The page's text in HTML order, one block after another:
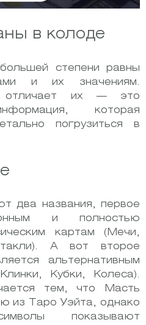
в колоде
степени равны
и их значениям.
отличает их — это
которая
погрузиться в
два названия, первое
и полностью
картам (Мечи,
А вот второе
альтернативным
Кубки, Колеса).
тем, что Масть
из Таро Уэйта, однако
показывают